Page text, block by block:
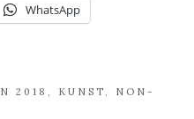
WhatsApp
2018 KUNST
NON-